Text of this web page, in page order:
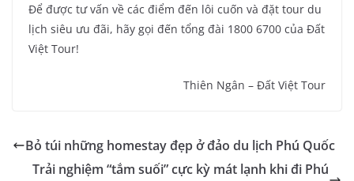
Để được tư vấn về các điểm đến lôi cuốn và đặt tour du
lịch siêu ưu đãi, hãy gọi đến tổng đài 1800 6700 của Đất
Việt Tour!
Thiên Ngân – Đất Việt Tour
Bỏ túi những homestay đẹp ở đảo du lịch Phú Quốc
Trải nghiệm “tắm suối” cực kỳ mát lạnh khi đi Phú